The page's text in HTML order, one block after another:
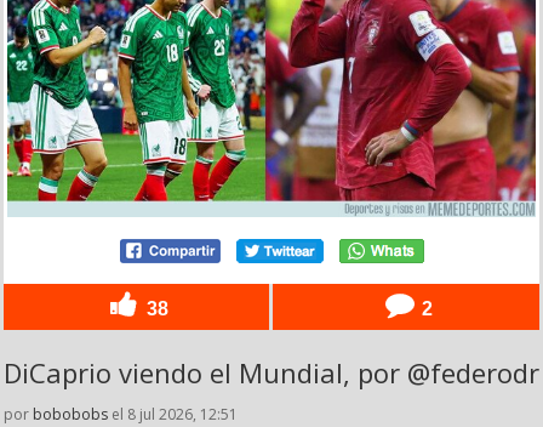
38 2
DiCaprio viendo el Mundial, por @federodr
por bobobobs el 8 jul 2026, 12:51